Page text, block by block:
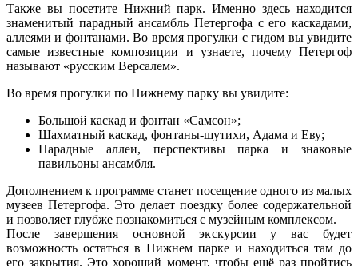
Также вы посетите Нижний парк. Именно здесь находится
знаменитый парадный ансамбль Петергофа с его каскадами,
аллеями и фонтанами. Во время прогулки с гидом вы увидите
самые известные композиции и узнаете, почему Петергоф
называют «русским Версалем».
Во время прогулки по Нижнему парку вы увидите:
Большой каскад и фонтан «Самсон»;
Шахматный каскад, фонтаны-шутихи, Адама и Еву;
Парадные аллеи, перспективы парка и знаковые
павильоны ансамбля.
Дополнением к программе станет посещение одного из малых
музеев Петергофа. Это делает поездку более содержательной
и позволяет глубже познакомиться с музейным комплексом.
После завершения основной экскурсии у вас будет
возможность остаться в Нижнем парке и находиться там до
его закрытия. Это хороший момент, чтобы ещё раз пройтись